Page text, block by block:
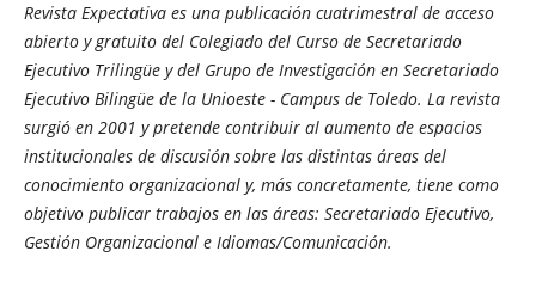
Revista Expectativa es una publicación cuatrimestral de acceso
abierto y gratuito del Colegiado del Curso de Secretariado
Ejecutivo Trilingüe y del Grupo de Investigación en Secretariado
Ejecutivo Bilingüe de la Unioeste - Campus de Toledo. La revista
surgió en 2001 ypretende contribuir al aumento de espacios
institucionales de discusión sobre las distintas áreas del
conocimiento organizacional y, más concretamente, tiene como
objetivo publicar trabajos en las áreas: Secretariado Ejecutivo,
Gestión Organizacional e Idiomas/Comunicación.